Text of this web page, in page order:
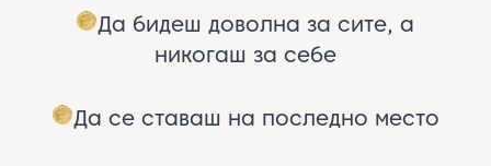
Да бидеш доволна за сите, а
никогаш за себе
Да се ставаш на последно место